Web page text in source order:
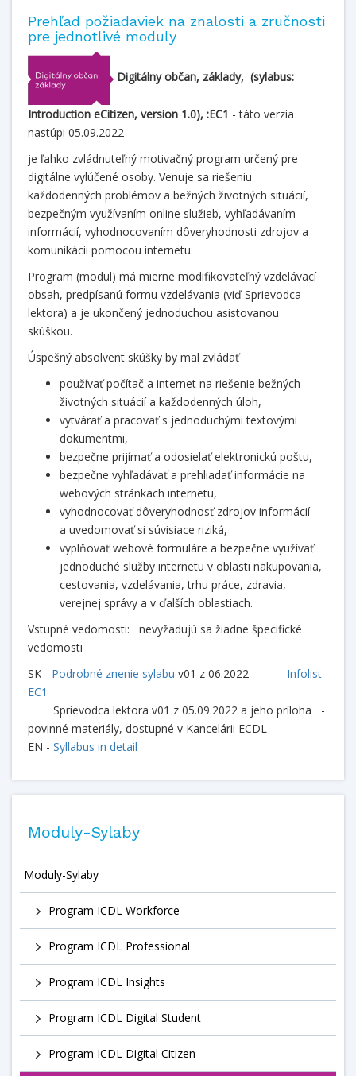
Prehľad požiadaviek na znalosti a zručnosti
pre jednotlivé moduly
Digitálny občan, základy, (sylabus:
Introduction eCitizen, version 1.0), :EC1 - táto verzia
nastúpi 05.09.2022
je ľahko zvládnuteľný motivačný program určený pre
digitálne vylúčené osoby. Venuje sa riešeniu
každodenných problémov a bežných životných situácií,
bezpečným využívaním online služieb, vyhľadávaním
informácií, vyhodnocovaním dôveryhodnosti zdrojov a
komunikácii pomocou internetu.
Program (modul) má mierne modifikovateľný vzdelávací
obsah, predpísanú formu vzdelávania (viď Sprievodca
lektora) a je ukončený jednoduchou asistovanou
skúškou.
Úspešný absolvent skúšky by mal zvládať
používať počítač a internet na riešenie bežných
životných situácií a každodenných úloh,
vytvárať a pracovať s jednoduchými textovými
dokumentmi,
bezpečne prijímať a odosielať elektronickú poštu,
bezpečne vyhľadávať a prehliadať informácie na
webových stránkach internetu,
vyhodnocovať dôveryhodnosť zdrojov informácií
a uvedomovať si súvisiace riziká,
vyplňovať webové formuláre a bezpečne využívať
jednoduché služby internetu v oblasti nakupovania,
cestovania, vzdelávania, trhu práce, zdravia,
verejnej správy a v ďalších oblastiach.
Vstupné vedomosti: nevyžadujú sa žiadne špecifické
vedomosti
SK - Podrobné znenie sylabu v01 z 06.2022 Infolist
EC1
Sprievodca lektora v01 z 05.09.2022 a jeho príloha -
povinné materiály, dostupné v Kancelárii ECDL
EN - Syllabus in detail
Moduly-Sylaby
Moduly-Sylaby
Program ICDL Workforce
Program ICDL Professional
Program ICDL Insights
Program ICDL Digital Student
Program ICDL Digital Citizen